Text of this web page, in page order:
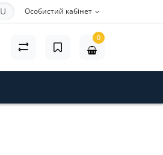
Особистий кабінет
0